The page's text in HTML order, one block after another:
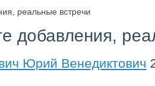
реальные встречи
добавления,
Юрий Венедиктович